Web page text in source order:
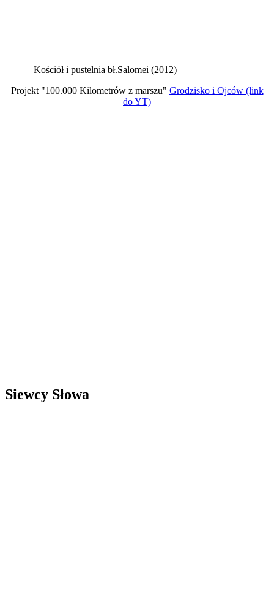
Kościół i pustelnia bł.Salomei (2012)
Projekt "100.000 Kilometrów z marszu" Grodzisko i Ojców (link
do YT)
Siewcy Słowa